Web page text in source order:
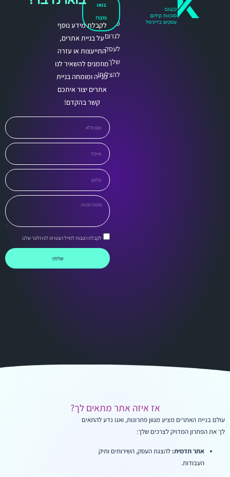
כדי
לגרום
לעסק
שלך
להצליח!
בואו
נדבר!
לקבלת מידע נוסף
על בניית אתרים,
התייעצות או עזרה
מוזמנים להשאיר לנו
פנייה ומומחה בניית
אתרים יצור איתכם
קשר בהקדם!
לקבלת הטבות למייל הצטרפו לניוזלטר שלנו
שלח/י
אז איזה אתר מתאים לך?
עולם בניית האתרים מציע מגוון פתרונות, ואנו נדע להתאים
לך את הפתרון המדויק לצרכים שלך:
אתר תדמית: להצגת העסק, השירותים ותיק
העבודות.